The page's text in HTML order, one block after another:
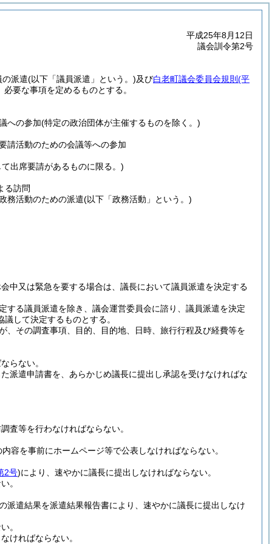
平成25年8月12日
議会訓令第2号
の派遣(以下「議員派遣」という。)及び白老町議会委員会規則 (平
必要な事項を定めるものとする。
への参加(特定の政治団体が主催するものを除く。)
請活動のための会議等への参加
出席要請があるものに限る。)
る訪問
務活動のための派遣(以下「政務活動」という。)
中又は緊急を要する場合は、議長において議員派遣を決定する
する議員派遣を除き、議会運営委員会に諮り、議員派遣を決定
して決定するものとする。
その調査事項、目的、目的地、日時、旅行行程及び経費等を
らない。
派遣申請書を、あらかじめ議長に提出し承認を受けなければな
査等を行わなければならない。
容を事前にホームページ等で公表しなければならない。
2号)により、速やかに議長に提出しなければならない。
。
派遣結果を派遣結果報告書により、速やかに議長に提出しなけ
。
ければならない。